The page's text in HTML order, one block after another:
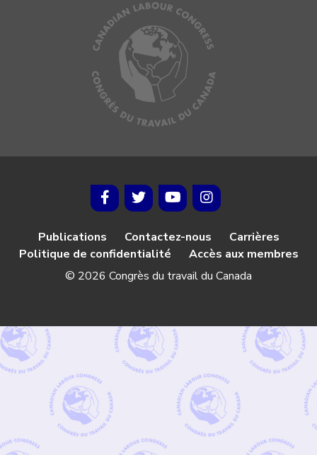
Publications Contactez-nous
Carrières
Politique de confidentialité
Accès aux membres
© 2026 Congrès du travail du Canada